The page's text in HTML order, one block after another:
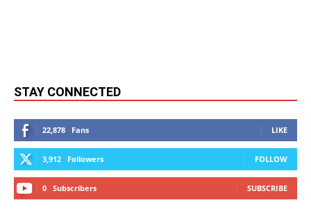
STAY CONNECTED
22,878 Fans LIKE
3,912 Followers FOLLOW
0 Subscribers SUBSCRIBE